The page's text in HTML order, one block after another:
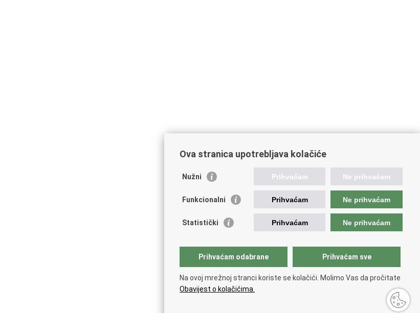
Ova stranica upotrebljava kolačiće
Nužni Prihvaćam Ne prihvaćam
Funkcionalni Prihvaćam Ne prihvaćam
Statistički Prihvaćam Ne prihvaćam
Prihvaćam odabrane Prihvaćam sve
Na ovoj mrežnoj stranci koriste se kolačići. Molimo Vas da pročitate
Obavijest o kolačićima.